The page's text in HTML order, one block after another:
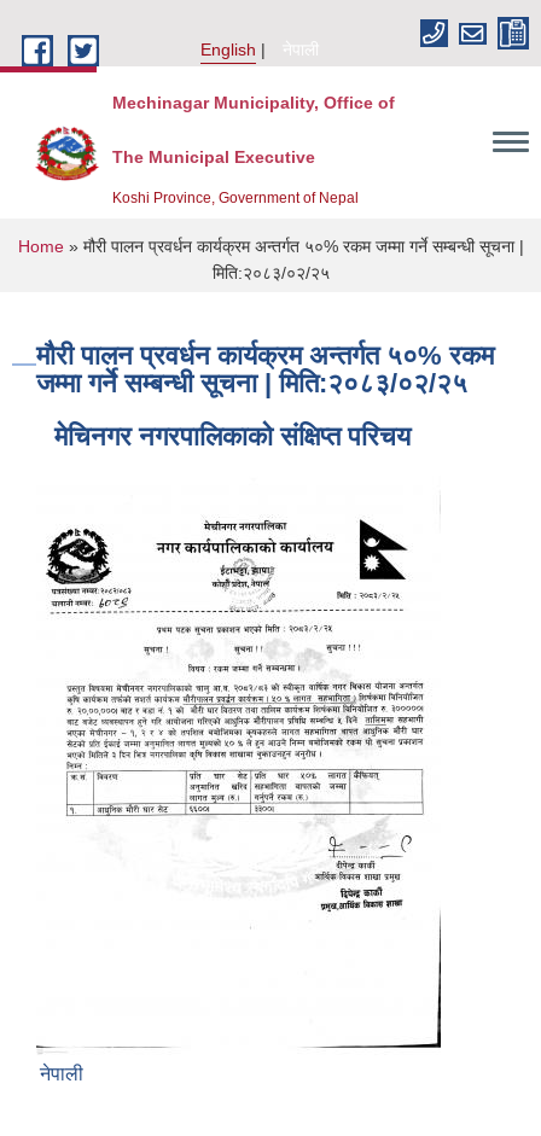
English
नेपाली
Mechinagar Municipality, Office of
The Municipal Executive
Koshi Province, Government of Nepal
You are here
Home» मौरी पालन प्रवर्धन कार्यक्रम अन्तर्गत ५०% रकम जम्मा गर्ने सम्बन्धी सूचना |
मिति:२०८३/०२/२५
मौरी पालन प्रवर्धन कार्यक्रम अन्तर्गत ५०% रकम
जम्मा गर्ने सम्बन्धी सूचना | मिति:२०८३/०२/२५
मेचिनगर नगरपालिकाको संक्षिप्‍त परिचय
नेपाली